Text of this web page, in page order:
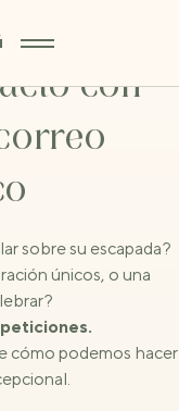
con
sobre su escapada?
únicos, o una
cómo podemos hacer